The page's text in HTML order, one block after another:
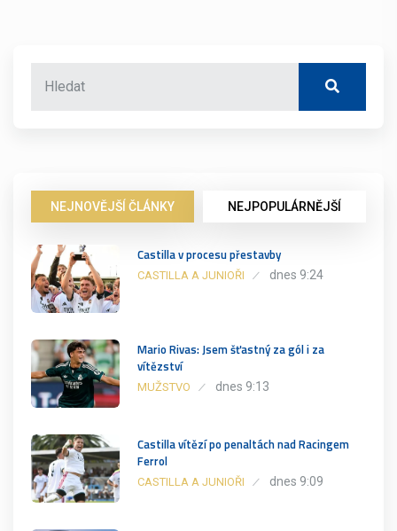
NEJNOVĚJŠÍ ČLÁNKY NEJPOPULÁRNĚJŠÍ
Castilla v procesu přestavby
CASTILLA A JUNIOŘI dnes 9:24
Mario Rivas: Jsem šťastný za gól i za
vítězství
MUŽSTVO dnes 9:13
Castilla vítězí po penaltách nad Racingem
Ferrol
CASTILLA A JUNIOŘI dnes 9:09